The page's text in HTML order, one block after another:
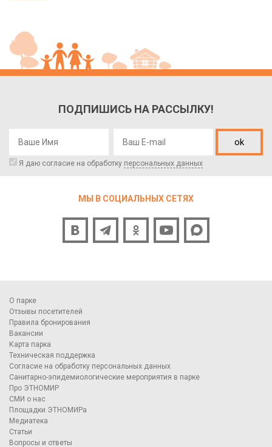
ПОДПИШИСЬ НА РАССЫЛКУ!
ok
Я даю согласие на обработку персональных данных
МЫ В СОЦИАЛЬНЫХ СЕТЯХ
О парке
Отзывы посетителей
Правила бронирования
Вакансии
Карта парка
Техническая поддержка
Согласие на обработку персональных данных
Санитарно-эпидемиологические мероприятия в парке
Про ЭТНОМИР
СМИ о нас
Площадки ЭТНОМИРа
Медиатека
Статьи
Вопросы и ответы